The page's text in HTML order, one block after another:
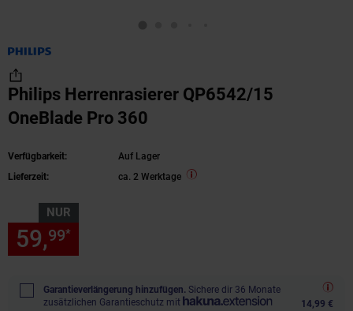
Philips Herrenrasierer QP6542/15
OneBlade Pro 360
Verfügbarkeit:
Auf Lager
Lieferzeit:
ca. 2 Werktage
NUR
59,99*
Garantieverlängerung hinzufügen. Sichere dir 36 Monate
zusätzlichen Garantieschutz mit
14,99 €